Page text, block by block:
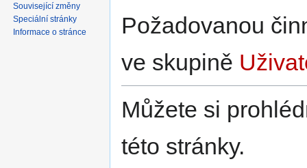
Požadovanou
ve skupině
Můžete si
této stránky.
Související změny
Speciální stránky
Informace o stránce